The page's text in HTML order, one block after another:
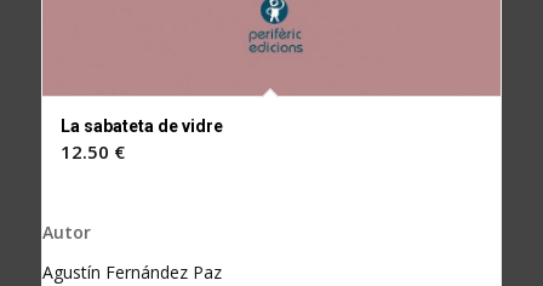
La sabateta de vidre
12.50 €
Autor
Agustín Fernández Paz